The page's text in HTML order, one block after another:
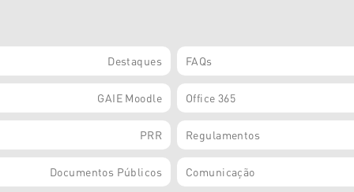
Destaques FAQs
GAIE Moodle Office 365
PRR Regulamentos
Documentos Públicos Comunicação